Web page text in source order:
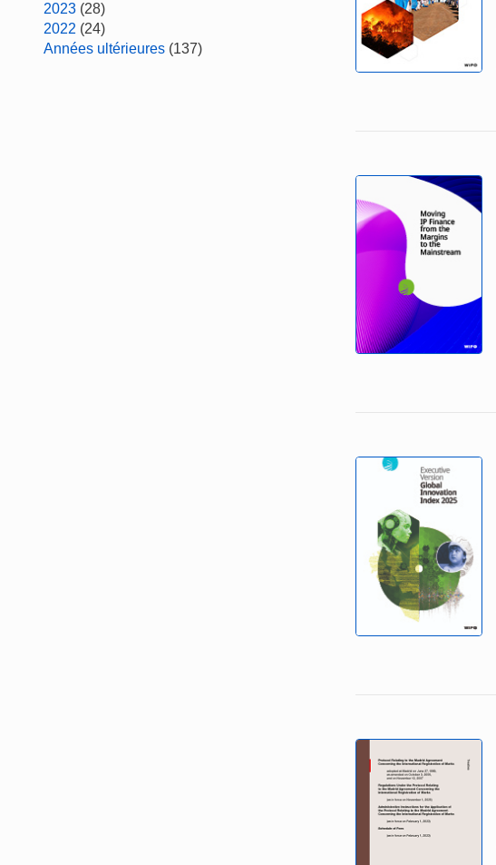
2023 (28)
2022 (24)
Années ultérieures (137)